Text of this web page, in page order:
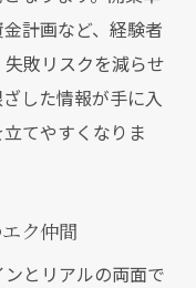
計画など、経験者
敗リスクを減らせ
した情報が手に入
てやすくなりま
ク仲間
とリアルの両面で